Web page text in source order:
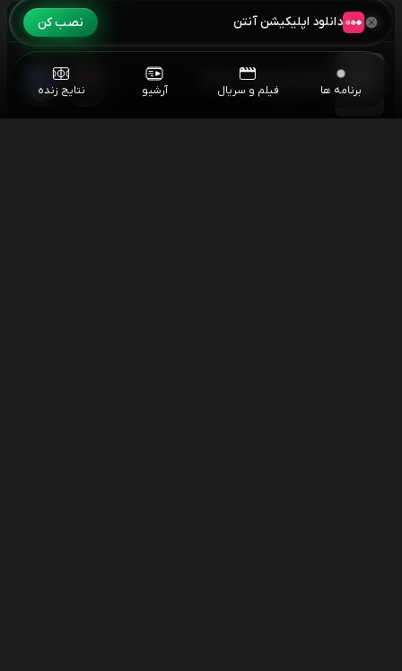
یکشنبه ۱۴۰۵/۰۵/۱۸
۰۴:۳۰ فوتبال اینتر میامی - مونتری
لیگ کاپ کونکاکافبرنامه ها فیلم و سریال آرشیو نتایج زنده
دانلود اپلیکیشن آنتن نصب کن